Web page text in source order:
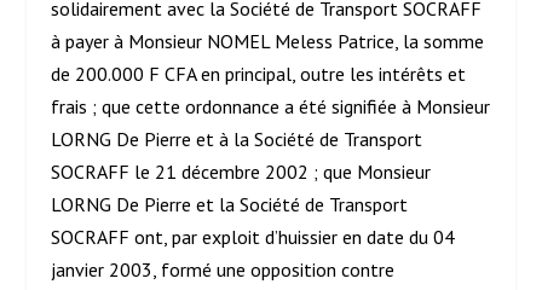
solidairement avec la Société de Transport SOCRAFF
à payer à Monsieur NOMEL Meless Patrice, la somme
de 200.000 F CFA en principal, outre les intérêts et
frais ; que cette ordonnance a été signifiée à Monsieur
LORNG De Pierre et à la Société de Transport
SOCRAFF le 21 décembre 2002 ; que Monsieur
LORNG De Pierre et la Société de Transport
SOCRAFF ont, par exploit d’huissier en date du 04
janvier 2003, formé une opposition contre